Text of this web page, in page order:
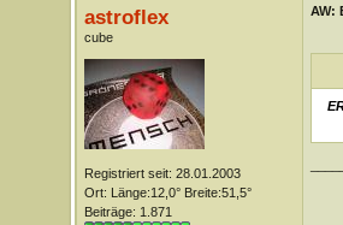
astroflex
cube
Registriert seit: 28.01.2003
Ort: Länge:12,0° Breite:51,5°
Beiträge: 1.871
AW: